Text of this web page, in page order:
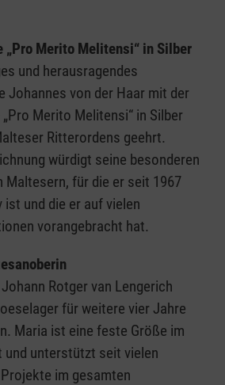
Merito Melitensi“ in Silber
und herausragendes
Johannes von der Haar mit der
Merito Melitensi“ in Silber
Ritterordens geehrt.
würdigt seine besonderen
Maltesern, für die er seit 1967
und die er auf vielen
vorangebracht hat.
Rotger van Lengerich
für weitere vier Jahre
Maria ist eine feste Größe im
und unterstützt seit vielen
im gesamten